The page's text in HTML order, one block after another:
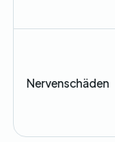
Nervenschäden